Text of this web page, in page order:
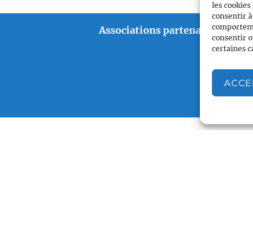
les
consentir
consentir
certaines
Associations partenaires